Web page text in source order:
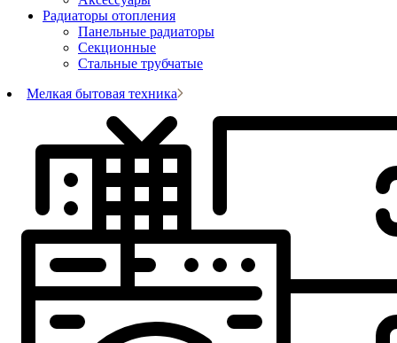
Радиаторы отопления
Панельные радиаторы
Секционные
Стальные трубчатые
Мелкая бытовая техника